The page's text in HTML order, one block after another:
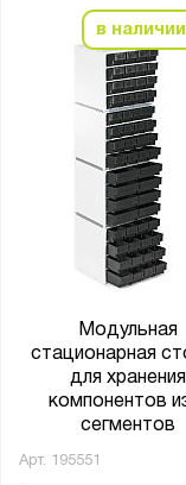
в наличии
Модульная
стационарная
для хранения
компонентов
сегментов
Арт. 195551